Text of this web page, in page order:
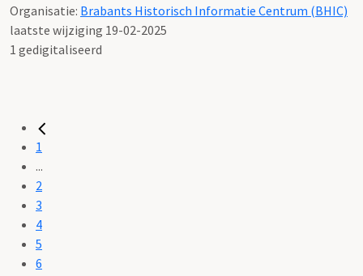
Organisatie: Brabants Historisch Informatie Centrum (BHIC)
laatste wijziging 19-02-2025
1 gedigitaliseerd
1
...
2
3
4
5
6